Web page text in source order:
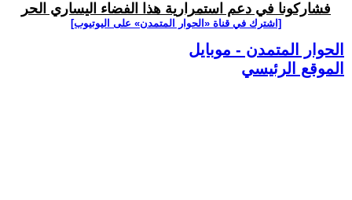
فشاركونا في دعم استمرارية هذا الفضاء اليساري الحر
[اشترك في قناة ‫«الحوار المتمدن» على اليوتيوب]
الحوار المتمدن - موبايل
الموقع الرئيسي